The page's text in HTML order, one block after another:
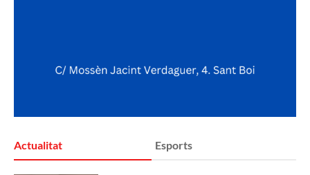
Actualitat Esports